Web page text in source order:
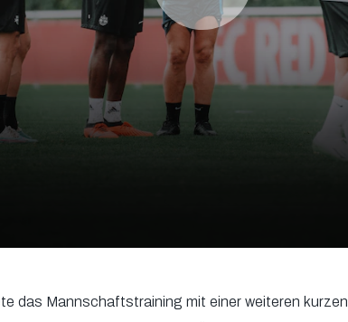
das Mannschaftstraining mit einer weiteren kurzen